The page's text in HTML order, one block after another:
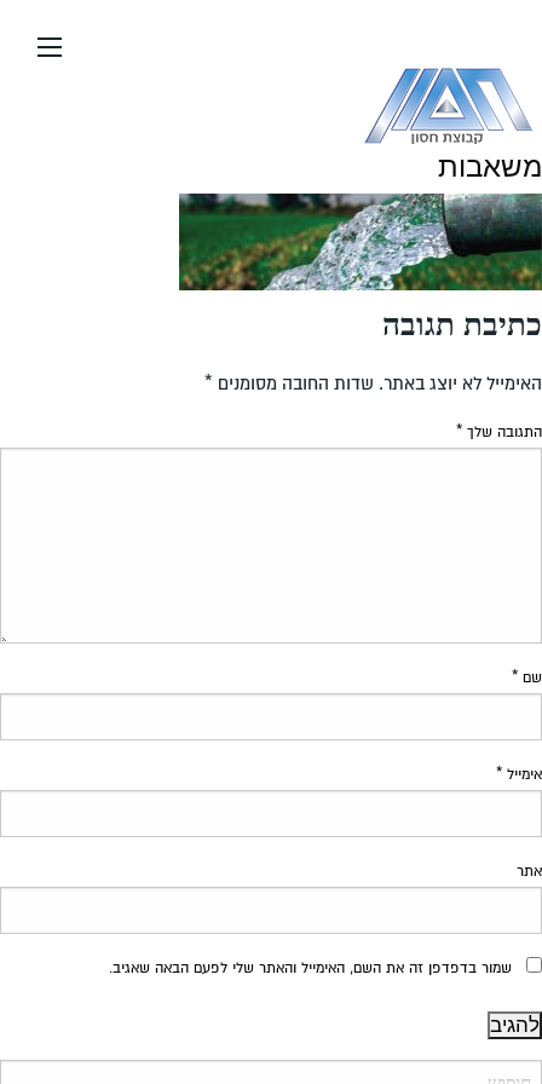
העמוד
משאבות
כתיבת תגובה
האימייל לא יוצג באתר. שדות החובה מסומנים *
התגובה שלך *
שם *
אימייל *
אתר
שמור בדפדפן זה את השם, האימייל והאתר שלי לפעם הבאה שאגיב.